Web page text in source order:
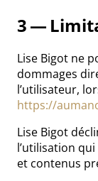
3 —
Lise Bigot ne
dommages
l’utilisateur,
https://
Lise Bigot
l’utilisation
et contenus